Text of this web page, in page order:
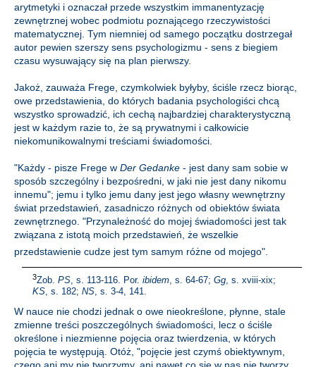
arytmetyki i oznaczał przede wszystkim immanentyzację
zewnętrznej wobec podmiotu poznającego rzeczywistości
matematycznej. Tym niemniej od samego początku dostrzegał
autor pewien szerszy sens psychologizmu - sens z biegiem
czasu wysuwający się na plan pierwszy.
Jakoż, zauważa Frege, czymkolwiek byłyby, ściśle rzecz biorąc,
owe przedstawienia, do których badania psychologiści chcą
wszystko sprowadzić, ich cechą najbardziej charakterystyczną
jest w każdym razie to, że są prywatnymi i całkowicie
niekomunikowalnymi treściami świadomości.
"Każdy - pisze Frege w Der Gedanke - jest dany sam sobie w
sposób szczególny i bezpośredni, w jaki nie jest dany nikomu
innemu"; jemu i tylko jemu dany jest jego własny wewnętrzny
świat przedstawień, zasadniczo różnych od obiektów świata
zewnętrznego. "Przynależność do mojej świadomości jest tak
związana z istotą moich przedstawień, że wszelkie
przedstawienie cudze jest tym samym różne od mojego".
3Zob. PS, s. 113-116. Por. ibidem, s. 64-67; Gg, s. xviii-xix;
KS, s. 182; NS, s. 3-4, 141.
W nauce nie chodzi jednak o owe nieokreślone, płynne, stale
zmienne treści poszczególnych świadomości, lecz o ściśle
określone i niezmienne pojęcia oraz twierdzenia, w których
pojęcia te występują. Otóż, "pojęcie jest czymś obiektywnym,
czego ani my nie tworzymy, ani nawet co się w nas nie tworzy,